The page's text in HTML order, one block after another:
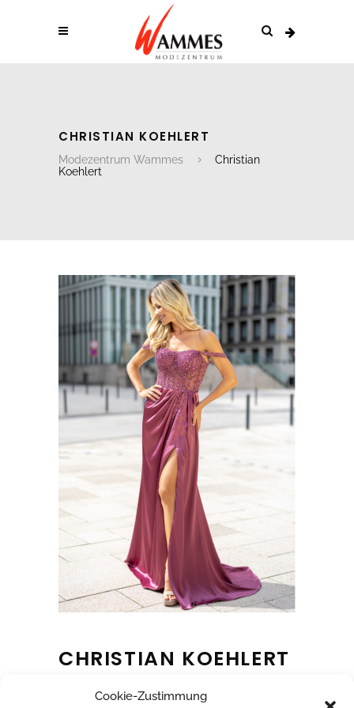
Cookie-Zustimmung
CHRISTIAN KOEHLERT
Modezentrum Wammes
Christian
Koehlert
CHRISTIAN KOEHLERT